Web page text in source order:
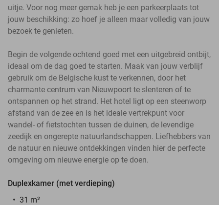
uitje. Voor nog meer gemak heb je een parkeerplaats tot
jouw beschikking: zo hoef je alleen maar volledig van jouw
bezoek te genieten.
Begin de volgende ochtend goed met een uitgebreid ontbijt,
ideaal om de dag goed te starten. Maak van jouw verblijf
gebruik om de Belgische kust te verkennen, door het
charmante centrum van Nieuwpoort te slenteren of te
ontspannen op het strand. Het hotel ligt op een steenworp
afstand van de zee en is het ideale vertrekpunt voor
wandel- of fietstochten tussen de duinen, de levendige
zeedijk en ongerepte natuurlandschappen. Liefhebbers van
de natuur en nieuwe ontdekkingen vinden hier de perfecte
omgeving om nieuwe energie op te doen.
Duplexkamer (met verdieping)
31 m²